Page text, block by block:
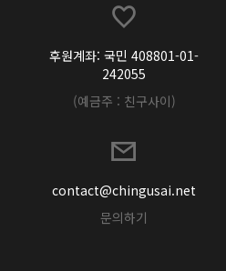
후원계좌: 국민 408801-01-
242055
(예금주 : 친구사이)
contact@chingusai.net
문의하기